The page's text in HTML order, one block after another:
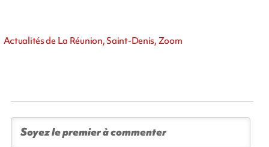
Actualités de La Réunion, Saint-Denis, Zoom